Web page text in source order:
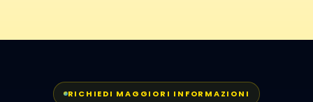
RICHIEDI MAGGIORI INFORMAZIONI